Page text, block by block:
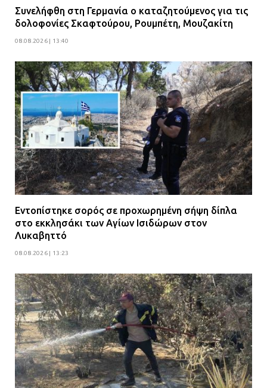
Συνελήφθη στη Γερμανία ο καταζητούμενος για τις
δολοφονίες Σκαφτούρου, Ρουμπέτη, Μουζακίτη
08.08.2026 | 13:40
Εντοπίστηκε σορός σε προχωρημένη σήψη δίπλα
στο εκκλησάκι των Αγίων Ισιδώρων στον
Λυκαβηττό
08.08.2026 | 13:23